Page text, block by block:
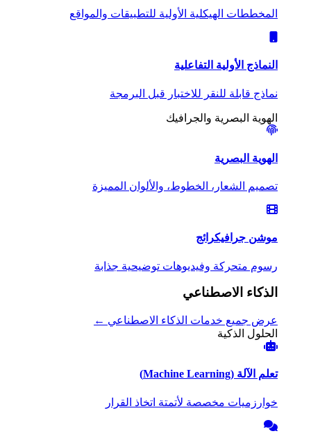
المخططات الهيكلية الأولية للتطبيقات والمواقع
النماذج الأولية التفاعلية
نماذج قابلة للنقر للاختبار قبل البرمجة
الهوية البصرية والجرافيك
الهوية البصرية
تصميم الشعار، الخطوط، والألوان المميزة
موشن جرافيكرائج
رسوم متحركة وفيديوهات توضيحية جذابة
الذكاء الاصطناعي
عرض جميع خدمات الذكاء الاصطناعي ←
الحلول الذكية
تعلم الآلة (Machine Learning)
خوارزميات مخصصة لأتمتة اتخاذ القرار